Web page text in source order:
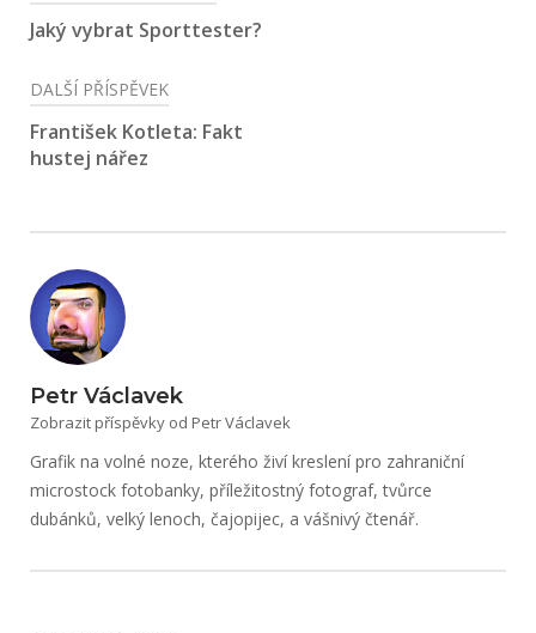
pro
Jaký vybrat Sporttester?
DALŠÍ PŘÍSPĚVEK
František Kotleta: Fakt
hustej nářez
Petr Václavek
Zobrazit příspěvky od Petr Václavek
Grafik na volné noze, kterého živí kreslení pro zahraniční
microstock fotobanky, příležitostný fotograf, tvůrce
dubánků, velký lenoch, čajopijec, a vášnivý čtenář.